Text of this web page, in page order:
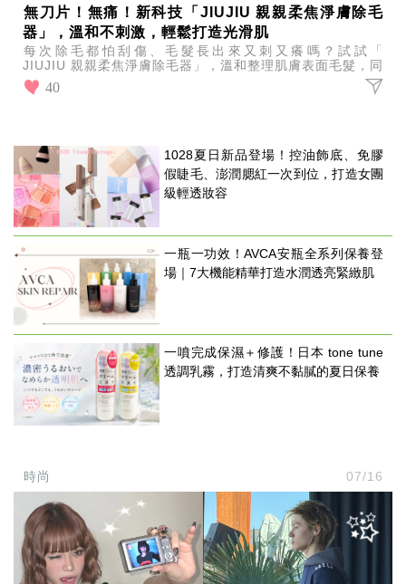
無刀片！無痛！新科技「JIUJIU 親親柔焦淨膚除毛
器」，溫和不刺激，輕鬆打造光滑肌
每次除毛都怕刮傷、毛髮長出來又刺又癢嗎？試試「
JIUJIU 親親柔焦淨膚除毛器」，溫和整理肌膚表面毛髮，同
時帶走老廢角質，讓除毛變得更輕鬆、更舒適！
40
1028夏日新品登場！控油飾底、免膠
假睫毛、澎潤腮紅一次到位，打造女團
級輕透妝容
一瓶一功效！AVCA安瓶全系列保養登
場｜7大機能精華打造水潤透亮緊緻肌
一噴完成保濕＋修護！日本 tone tune
透調乳霧，打造清爽不黏膩的夏日保養
時尚 07/16